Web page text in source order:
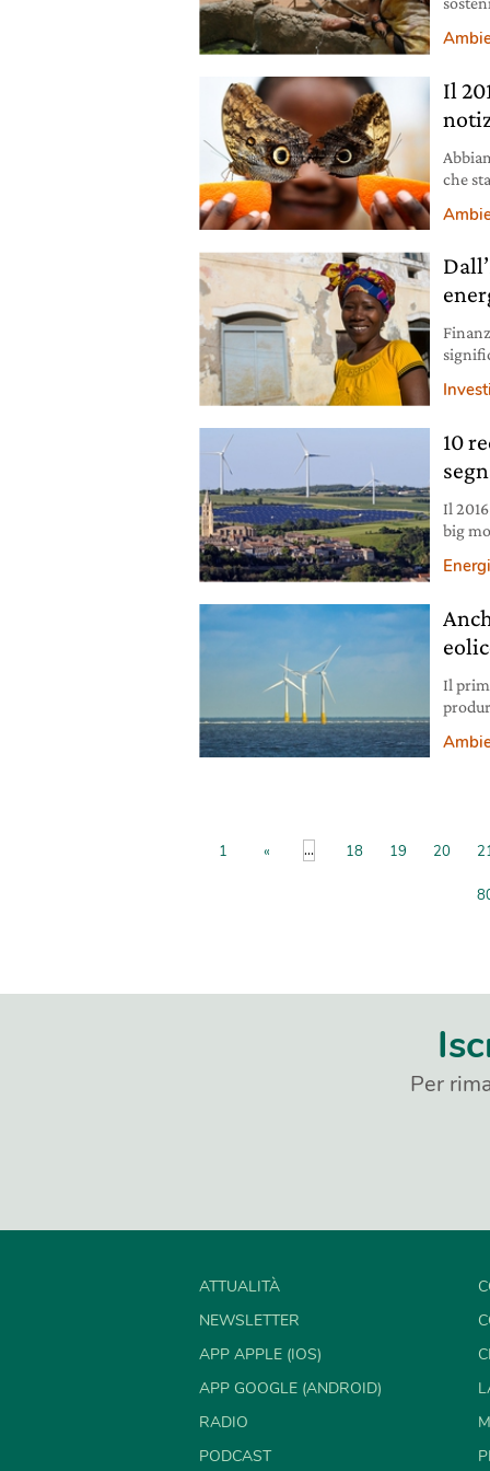
Il
che
quelli
10
Il
big
Il
1 « ... 18 19 20
Per
ATTUALITÀ
NEWSLETTER
APP APPLE (IOS)
APP GOOGLE (ANDROID)
RADIO
PODCAST